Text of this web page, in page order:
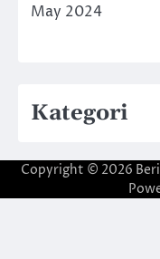
May 2024
Kategori
Copyright © 2026